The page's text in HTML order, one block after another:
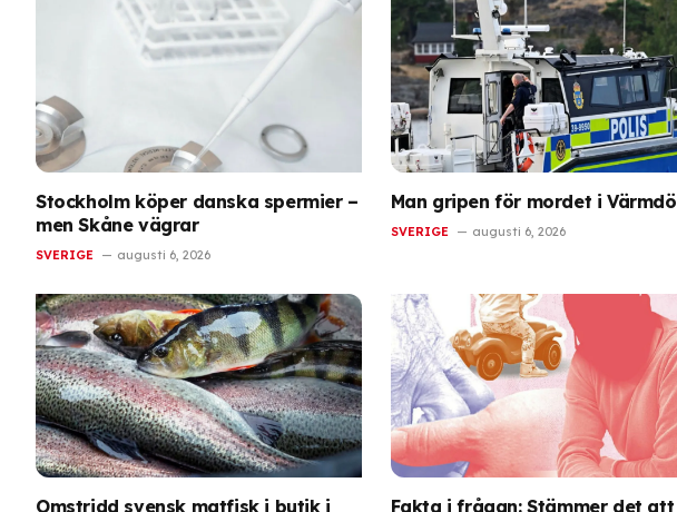
Stockholm köper danska spermier –
men Skåne vägrar
SVERIGE augusti 6, 2026
Man gripen för mordet i Värmdö
SVERIGE augusti 6, 2026
Omstridd svensk matfisk i butik i Fakta i frågan: Stämmer det att